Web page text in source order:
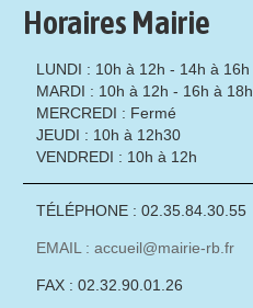
Horaires Mairie
LUNDI : 10h à 12h - 14h à 16h
MARDI : 10h à 12h - 16h à 18h
MERCREDI : Fermé
JEUDI : 10h à 12h30
VENDREDI : 10h à 12h
TÉLÉPHONE : 02.35.84.30.55
EMAIL : accueil@mairie-rb.fr
FAX : 02.32.90.01.26